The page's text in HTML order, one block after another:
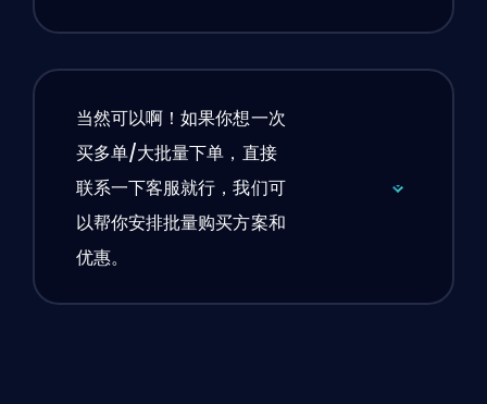
当然可以啊！如果你想一次
买多单/大批量下单，直接
联系一下客服就行，我们可
以帮你安排批量购买方案和
优惠。